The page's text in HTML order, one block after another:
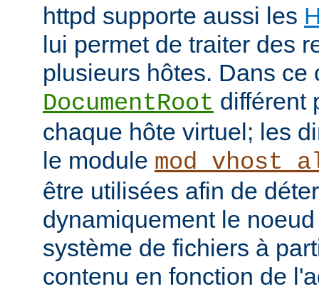
httpd supporte aussi les
lui permet de traiter des
plusieurs hôtes. Dans ce
DocumentRoot différent
chaque hôte virtuel; les
le module
être utilisées afin de
dynamiquement le
système de fichiers à
contenu en fonction de